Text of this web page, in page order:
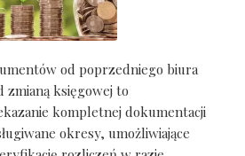
od poprzedniego biura
księgowej to
kompletnej dokumentacji
okresy, umożliwiające